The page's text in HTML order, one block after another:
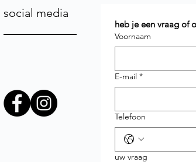
social media
heb je een vraag of
Voornaam
E-mail *
Telefoon
uw vraag